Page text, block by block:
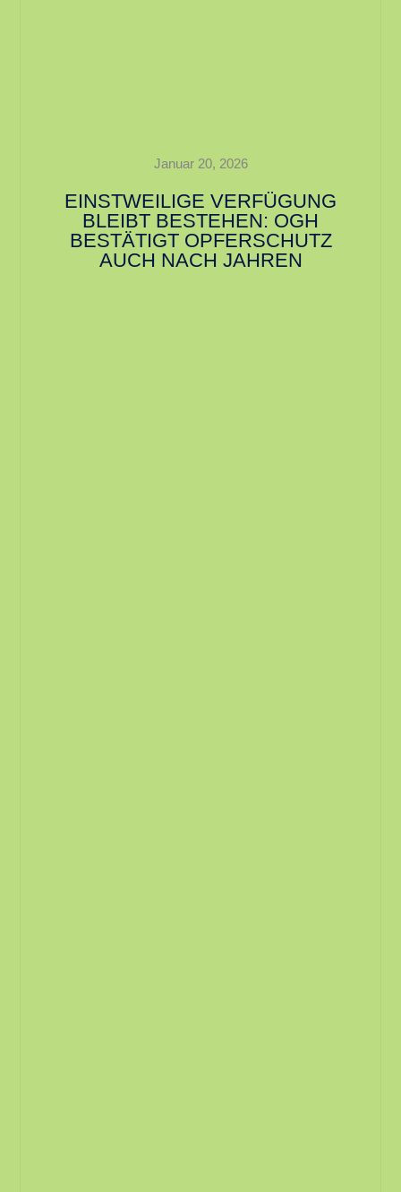
Januar 20, 2026
EINSTWEILIGE VERFÜGUNG
BLEIBT BESTEHEN: OGH
BESTÄTIGT OPFERSCHUTZ
AUCH NACH JAHREN